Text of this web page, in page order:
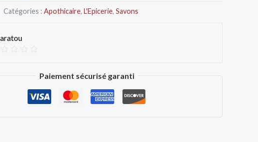
Catégories : Apothicaire, L'Epicerie, Savons
Paiement sécurisé garanti